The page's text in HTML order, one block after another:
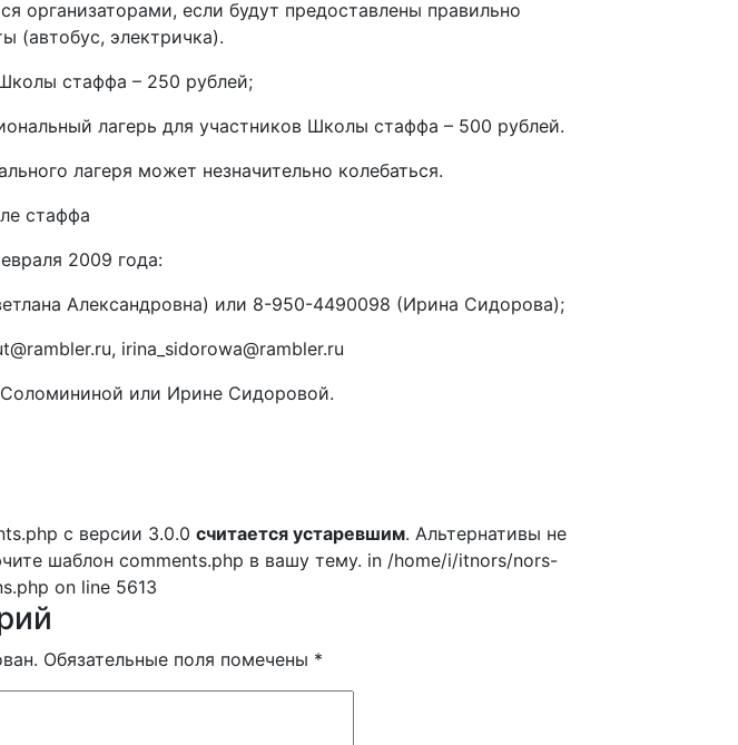
организаторами, если будут предоставлены правильно
(автобус, электричка).
стаффа – 250 рублей;
лагерь для участников Школы стаффа – 500 рублей.
лагеря может незначительно колебаться.
стаффа
2009 года:
Александровна) или 8-950-4490098 (Ирина Сидорова);
irina_sidorowa@rambler.ru
или Ирине Сидоровой.
с версии 3.0.0 считается устаревшим. Альтернативы не
шаблон comments.php в вашу тему. in /home/i/itnors/nors-
on line 5613
Обязательные поля помечены *